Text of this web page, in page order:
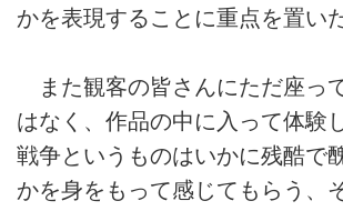
かを表現することに重点を置い
また観客の皆さんにただ座っ
はなく、作品の中に入って体験
戦争というものはいかに残酷で
かを身をもって感じてもらう、